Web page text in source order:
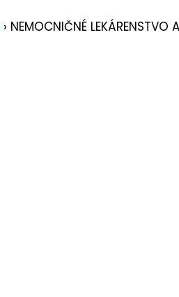
› NEMOCNIČNÉ LEKÁRENSTVO